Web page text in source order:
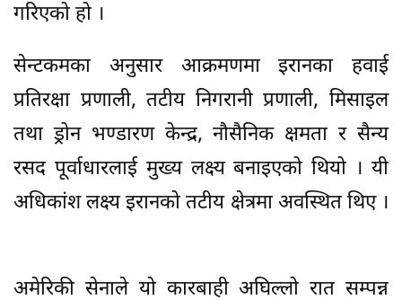
गरिएको हो ।
सेन्टकमका अनुसार आक्रमणमा इरानका हवाई
प्रतिरक्षा प्रणाली, तटीय निगरानी प्रणाली, मिसाइल
तथा ड्रोन भण्डारण केन्द्र, नौसैनिक क्षमता र सैन्य
रसद पूर्वाधारलाई मुख्य लक्ष्य बनाइएको थियो । यी
अधिकांश लक्ष्य इरानको तटीय क्षेत्रमा अवस्थित थिए ।
अमेरिकी सेनाले यो कारबाही अघिल्लो रात सम्पन्न